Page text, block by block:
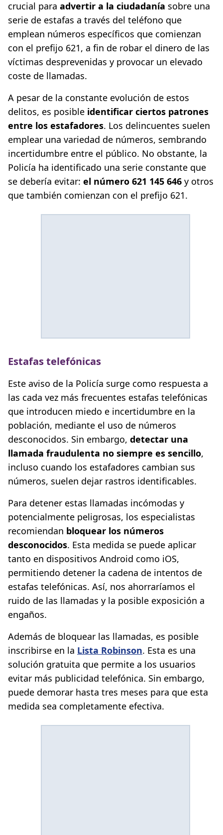
crucial para advertir a la ciudadanía sobre una
serie de estafas a través del teléfono que
emplean números específicos que comienzan
con el prefijo 621, a fin de robar el dinero de las
víctimas desprevenidas y provocar un elevado
coste de llamadas.
A pesar de la constante evolución de estos
delitos, es posible identificar ciertos patrones
entre los estafadores. Los delincuentes suelen
emplear una variedad de números, sembrando
incertidumbre entre el público. No obstante, la
Policía ha identificado una serie constante que
se debería evitar: el número 621 145 646 y otros
que también comienzan con el prefijo 621.
Estafas telefónicas
Este aviso de la Policía surge como respuesta a
las cada vez más frecuentes estafas telefónicas
que introducen miedo e incertidumbre en la
población, mediante el uso de números
desconocidos. Sin embargo, detectar una
llamada fraudulenta no siempre es sencillo,
incluso cuando los estafadores cambian sus
números, suelen dejar rastros identificables.
Para detener estas llamadas incómodas y
potencialmente peligrosas, los especialistas
recomiendan bloquear los números
desconocidos. Esta medida se puede aplicar
tanto en dispositivos Android como iOS,
permitiendo detener la cadena de intentos de
estafas telefónicas. Así, nos ahorraríamos el
ruido de las llamadas y la posible exposición a
engaños.
Además de bloquear las llamadas, es posible
inscribirse en la Lista Robinson. Esta es una
solución gratuita que permite a los usuarios
evitar más publicidad telefónica. Sin embargo,
puede demorar hasta tres meses para que esta
medida sea completamente efectiva.